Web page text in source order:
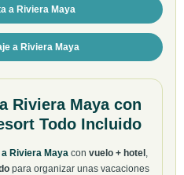
a Riviera Maya
a Riviera Maya
Riviera Maya con
Todo Incluido
Riviera Maya con vuelo + hotel,
para organizar unas vacaciones